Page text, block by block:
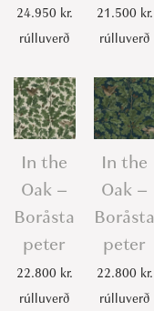
24.950 kr.
rúlluverð
21.500 kr.
rúlluverð
In the
Oak –
Boråsta
peter
22.800 kr.
rúlluverð
In the
Oak –
Boråsta
peter
22.800 kr.
rúlluverð